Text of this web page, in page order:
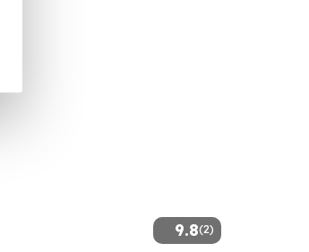
9.8(2)